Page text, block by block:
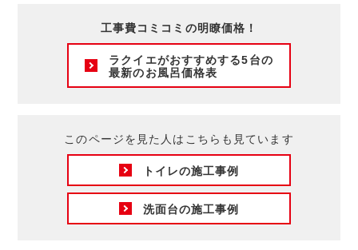
工事費コミコミの明瞭価格！
ラクイエがおすすめする5台の
最新のお風呂価格表
このページを見た人はこちらも見ています
トイレの施工事例
洗面台の施工事例